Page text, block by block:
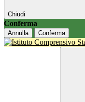
Chiudi
Conferma
Annulla Conferma